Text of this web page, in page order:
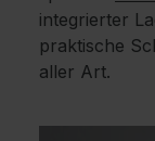
integrierter
praktische
aller Art.